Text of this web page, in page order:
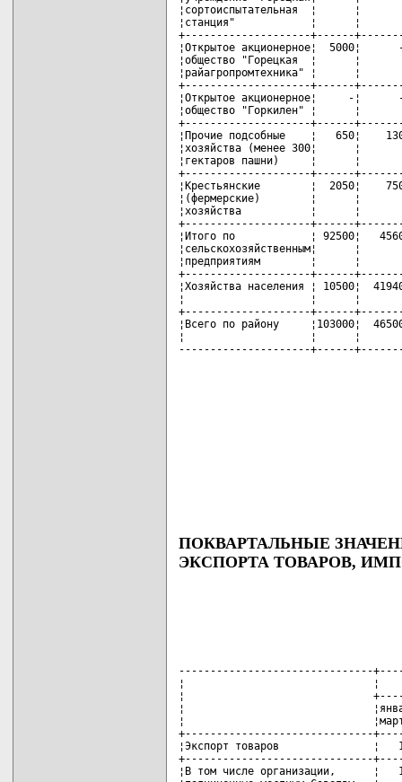
¦сортоиспытательная  ¦
¦станция"            ¦      ¦
+--------------------+------
¦Открытое акционерное¦
¦общество "Горецкая  ¦
¦райагропромтехника" ¦
+--------------------+------
¦Открытое акционерное¦
¦общество "Горкилен" ¦
+--------------------+------
¦Прочие подсобные    ¦
¦хозяйства (менее 300¦
¦гектаров пашни)     ¦
+--------------------+------
¦Крестьянские        ¦  2050¦
¦(фермерские)        ¦      ¦
¦хозяйства           ¦      ¦
+--------------------+------
¦Итого по            ¦ 92500¦
¦сельскохозяйственным¦
¦предприятиям        ¦
+--------------------+------
¦Хозяйства населения ¦ 10500¦
¦                    ¦      ¦
+--------------------+------
¦Всего по району     ¦103000¦
¦                    ¦      ¦
---------------------+------
ПОКВАРТАЛЬНЫЕ
ЭКСПОРТА ТОВАРОВ,
-------------------------------
¦                              ¦     В
¦
¦                              ¦январь -
¦                              ¦март
+------------------------------
¦Экспорт товаров               ¦
+------------------------------
¦В том числе организации,